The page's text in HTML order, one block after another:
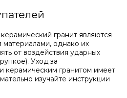
гранит являются
однако их
от воздействия ударных
Уход за
керамическим гранитом имеет
изучайте инструкции